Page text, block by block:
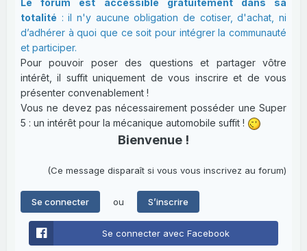
Le forum est accessible gratuitement dans sa
totalité : il n'y aucune obligation de cotiser, d'achat, ni
d’adhérer à quoi que ce soit pour intégrer la communauté
et participer.
Pour pouvoir poser des questions et partager vôtre
intérêt, il suffit uniquement de vous inscrire et de vous
présenter convenablement !
Vous ne devez pas nécessairement posséder une Super
5 : un intérêt pour la mécanique automobile suffit !
Bienvenue !
(Ce message disparaît si vous vous inscrivez au forum)
Se connecter ou S’inscrire
Se connecter avec Facebook